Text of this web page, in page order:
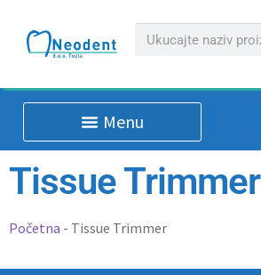
Tissue Trimmer
Početna - Tissue Trimmer